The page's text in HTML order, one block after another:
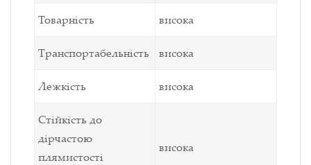
Товарність висока
Транспортабельність висока
Лежкість висока
Стійкість до
дірчастою
плямистості
висока